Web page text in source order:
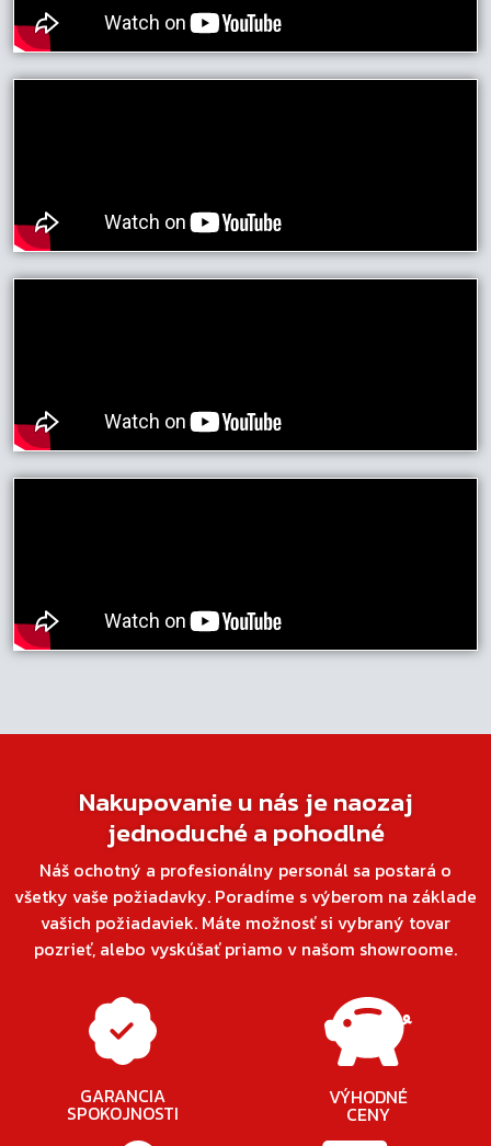
Nakupovanie u nás je naozaj
jednoduché a pohodlné
Náš ochotný a profesionálny personál sa postará o
všetky vaše požiadavky. Poradíme s výberom na základe
vašich požiadaviek. Máte možnosť si vybraný tovar
pozrieť, alebo vyskúšať priamo v našom showroome.
GARANCIA
SPOKOJNOSTI
VÝHODNÉ
CENY